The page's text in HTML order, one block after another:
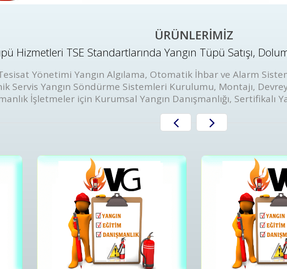
ÜRÜNLERİMİZ
Hizmetleri TSE Standartlarında Yangın Tüpü Satışı,
Yönetimi Yangın Algılama, Otomatik İhbar ve Alarm
Servis Yangın Söndürme Sistemleri Kurulumu, Montajı,
İşletmeler için Kurumsal Yangın Danışmanlığı, Sertifikalı
25 kg Tozlu Yangın Söndürücüler
25 kg Tozlu Yangın Söndürücüler
Detaylar
50
50